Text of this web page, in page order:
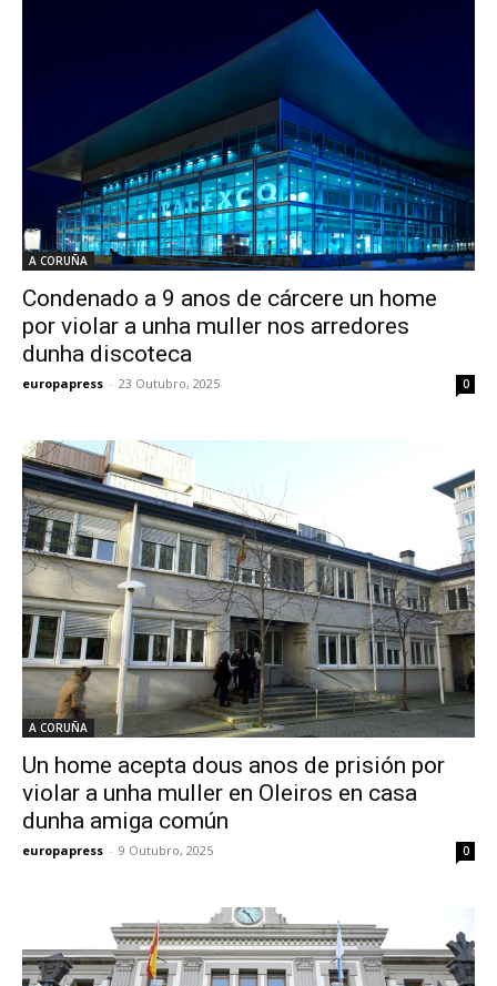
A CORUÑA
Condenado a 9 anos de cárcere un home
por violar a unha muller nos arredores
dunha discoteca
europapress - 23 Outubro, 2025 0
A CORUÑA
Un home acepta dous anos de prisión por
violar a unha muller en Oleiros en casa
dunha amiga común
europapress - 9 Outubro, 2025 0